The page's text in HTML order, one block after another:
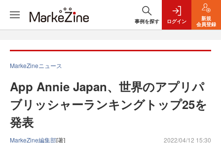
事例を探す ログイン
新規
会員登録
MarkeZineニュース
App Annie Japan、世界のアプリパ
ブリッシャーランキングトップ25を
発表
MarkeZine編集部[著] 2022/04/12 15:30